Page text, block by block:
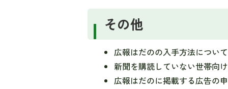
その他
広報はだのの入手方法につい
新聞を購読していない世帯向
広報はだのに掲載する広告の